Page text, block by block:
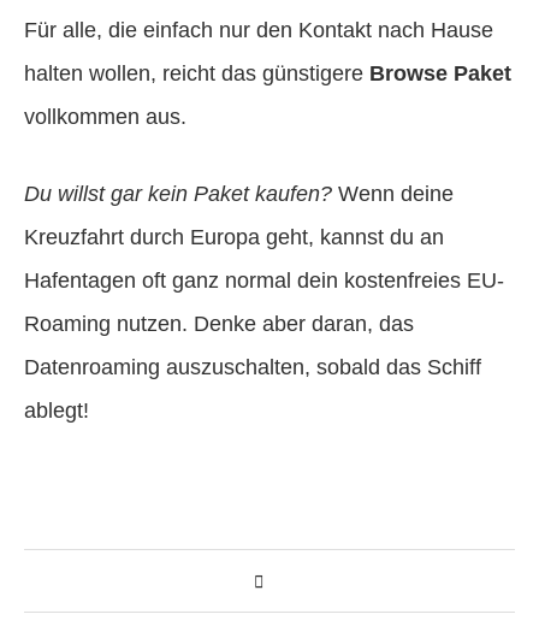
Für alle, die einfach nur den Kontakt nach Hause
halten wollen, reicht das günstigere Browse Paket
vollkommen aus.
Du willst gar kein Paket kaufen? Wenn deine
Kreuzfahrt durch Europa geht, kannst du an
Hafentagen oft ganz normal dein kostenfreies EU-
Roaming nutzen. Denke aber daran, das
Datenroaming auszuschalten, sobald das Schiff
ablegt!